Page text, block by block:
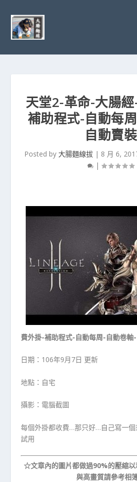
天堂2-革命-大腸
補助程式-自動每
自動賣裝
Posted by 大腸麵線拔| 8 月 6,
|
費外掛-補助程式-自動每周-自動卷軸
日期：106年9月7日 更新
地點：自宅
攝影：電腦截圖
每個外掛都收費…那只好…自己寫一
試用
☆文章內的圖片都做過90%的壓縮以
與高畫質請參考相